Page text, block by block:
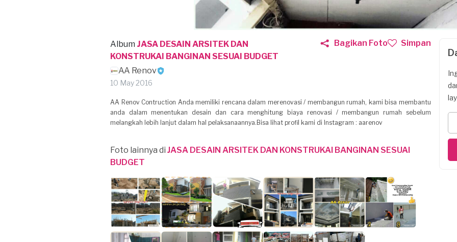
Album JASA DESAIN ARSITEK DAN
KONSTRUKAI BANGINAN SESUAI BUDGET
AA Renov
10 May 2016
Bagikan Foto Simpan
AA Renov Contruction Anda memiliki rencana dalam merenovasi / membangun rumah, kami bisa membantu
anda dalam menentukan desain dan cara menghitung biaya renovasi / membangun rumah sebelum
melangkah lebih lanjut dalam hal pelaksanaannya.Bisa lihat profil kami di Instagram : aarenov
Foto lainnya di JASA DESAIN ARSITEK DAN KONSTRUKAI BANGINAN SESUAI
BUDGET